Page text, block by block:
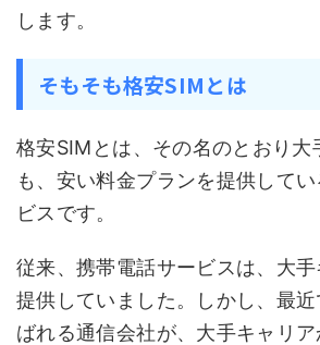
します。
そもそも格安SIMとは
格安SIMとは、その名のとおり大
も、安い料金プランを提供して
ビスです。
従来、携帯電話サービスは、大
提供していました。しかし、最
ばれる通信会社が、大手キャリ